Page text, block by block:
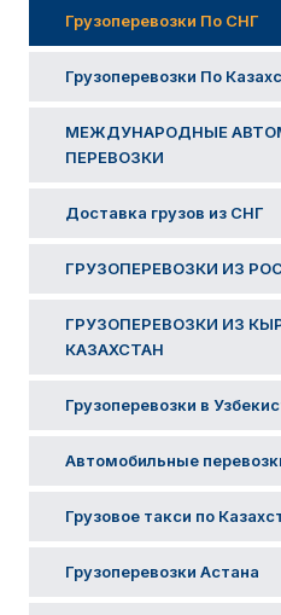
Грузоперевозки По СНГ
Грузоперевозки По
МЕЖДУНАРОДНЫЕ
ПЕРЕВОЗКИ
Доставка грузов из СНГ
ГРУЗОПЕРЕВОЗКИ ИЗ
ГРУЗОПЕРЕВОЗКИ ИЗ
КАЗАХСТАН
Грузоперевозки в
Автомобильные
Грузовое такси по
Грузоперевозки Астана